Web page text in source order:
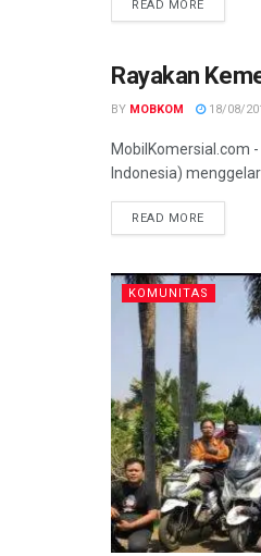
READ MORE
KOMUNITAS
Rayakan
BY MOBKOM 18/08/
MobilKomersial.com
Indonesia)
READ MORE
KOMUNITAS